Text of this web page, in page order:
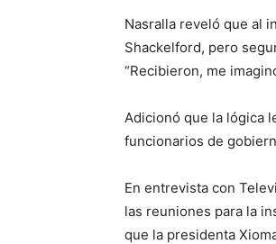
Nasralla reveló que al
Shackelford, pero
“Recibieron, me
Adicionó que la lógica
funcionarios de
En entrevista con
las reuniones para la
que la presidenta